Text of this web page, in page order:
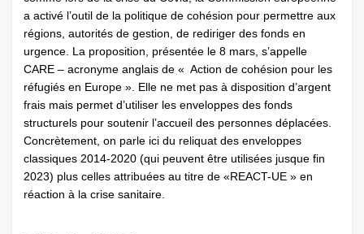
a activé l’outil de la politique de cohésion pour permettre aux
régions, autorités de gestion, de rediriger des fonds en
urgence. La proposition, présentée le 8 mars, s’appelle
CARE – acronyme anglais de « Action de cohésion pour les
réfugiés en Europe ». Elle ne met pas à disposition d’argent
frais mais permet d’utiliser les enveloppes des fonds
structurels pour soutenir l’accueil des personnes déplacées.
Concrètement, on parle ici du reliquat des enveloppes
classiques 2014-2020 (qui peuvent être utilisées jusque fin
2023) plus celles attribuées au titre de «REACT-UE » en
réaction à la crise sanitaire.